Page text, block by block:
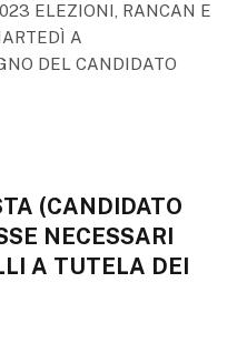
ELEZIONI, RANCAN E
A
DEL CANDIDATO
(CANDIDATO
NECESSARI
A TUTELA DEI